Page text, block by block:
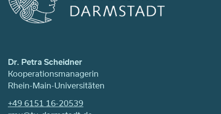
Dr. Petra Scheidner
Kooperationsmanagerin
Rhein-Main-Universitäten
+49 6151 16-20539